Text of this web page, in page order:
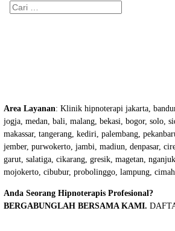
Cari
Area Layanan: Klinik hipnoterapi jakarta,
jogja, medan, bali, malang, bekasi, bogor, solo,
makassar, tangerang, kediri, palembang,
jember, purwokerto, jambi, madiun, denpasar,
garut, salatiga, cikarang, gresik, magetan,
mojokerto, cibubur, probolinggo, lampung,
Anda Seorang Hipnoterapis Profesional?
BERGABUNGLAH BERSAMA KAMI.